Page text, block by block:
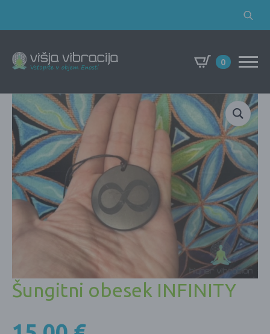
Search
0
Šungitni obesek INFINITY